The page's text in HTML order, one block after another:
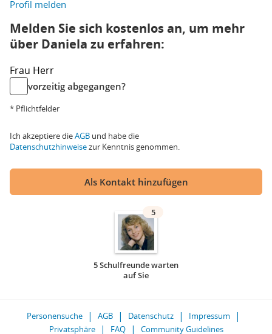
Profil melden
Melden Sie sich kostenlos an, um mehr
über Daniela zu erfahren:
Frau Herr
vorzeitig abgegangen?
* Pflichtfelder
Ich akzeptiere dieAGB und habe die
Datenschutzhinweisezur Kenntnis genommen.
Als Kontakt hinzufügen
5
5 Schulfreunde warten
auf Sie
Personensuche AGB Datenschutz
Impressum
Privatsphäre
FAQ Community Guidelines